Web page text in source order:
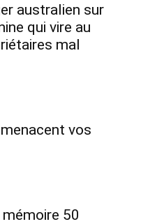
australien sur
qui vire au
mal
vos
50